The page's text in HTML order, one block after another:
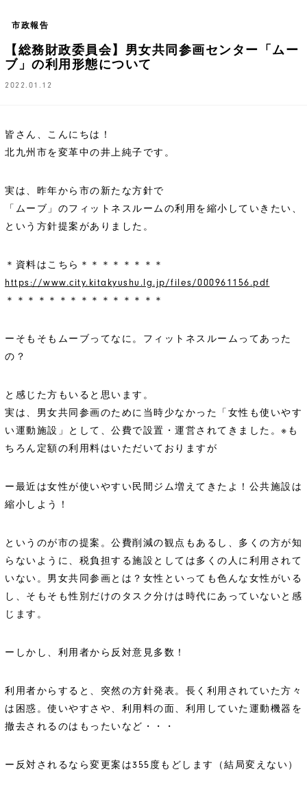
市政報告
【総務財政委員会】男女共同参画センター「ムー
ブ」の利用形態について
2022.01.12
皆さん、こんにちは！
北九州市を変革中の井上純子です。
実は、昨年から市の新たな方針で
「ムーブ」のフィットネスルームの利用を縮小していきたい、
という方針提案がありました。
＊資料はこちら＊＊＊＊＊＊＊＊
https://www.city.kitakyushu.lg.jp/files/000961156.pdf
＊＊＊＊＊＊＊＊＊＊＊＊＊＊＊
ーそもそもムーブってなに。フィットネスルームってあった
の？
と感じた方もいると思います。
実は、男女共同参画のために当時少なかった「女性も使いやす
い運動施設」として、公費で設置・運営されてきました。※も
ちろん定額の利用料はいただいておりますが
ー最近は女性が使いやすい民間ジム増えてきたよ！公共施設は
縮小しよう！
というのが市の提案。公費削減の観点もあるし、多くの方が知
らないように、税負担する施設としては多くの人に利用されて
いない。男女共同参画とは？女性といっても色んな女性がいる
し、そもそも性別だけのタスク分けは時代にあっていないと感
じます。
ーしかし、利用者から反対意見多数！
利用者からすると、突然の方針発表。長く利用されていた方々
は困惑。使いやすさや、利用料の面、利用していた運動機器を
撤去されるのはもったいなど・・・
ー反対されるなら変更案は355度もどします（結局変えない）